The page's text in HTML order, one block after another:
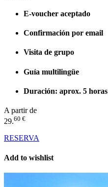
E-voucher aceptado
Confirmación por email
Visita de grupo
Guía multilingüe
Duración: aprox. 5 horas
A partir de
29.60 €
RESERVA
Add to wishlist